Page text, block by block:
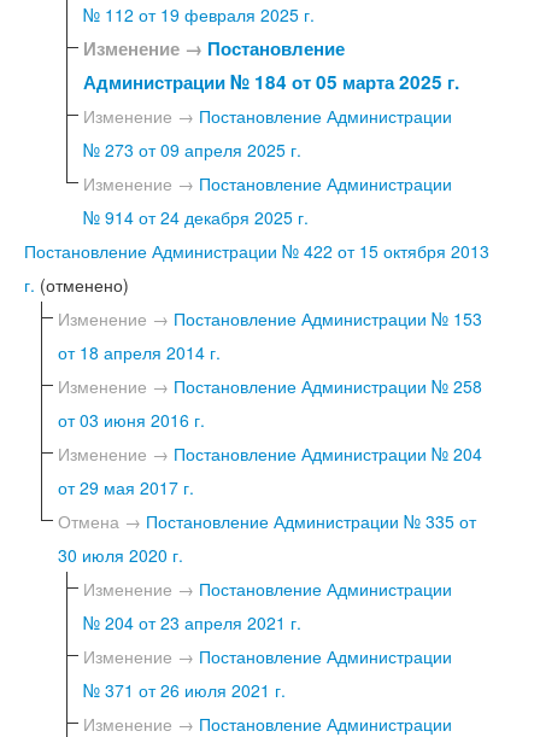
№ 112 от 19 февраля 2025 г.
Изменение → Постановление
Администрации № 184 от 05 марта 2025 г.
Изменение → Постановление Администрации
№ 273 от 09 апреля 2025 г.
Изменение → Постановление Администрации
№ 914 от 24 декабря 2025 г.
Постановление Администрации № 422 от 15 октября 2013
г. (отменено)
Изменение → Постановление Администрации № 153
от 18 апреля 2014 г.
Изменение → Постановление Администрации № 258
от 03 июня 2016 г.
Изменение → Постановление Администрации № 204
от 29 мая 2017 г.
Отмена → Постановление Администрации № 335 от
30 июля 2020 г.
Изменение → Постановление Администрации
№ 204 от 23 апреля 2021 г.
Изменение → Постановление Администрации
№ 371 от 26 июля 2021 г.
Изменение → Постановление Администрации